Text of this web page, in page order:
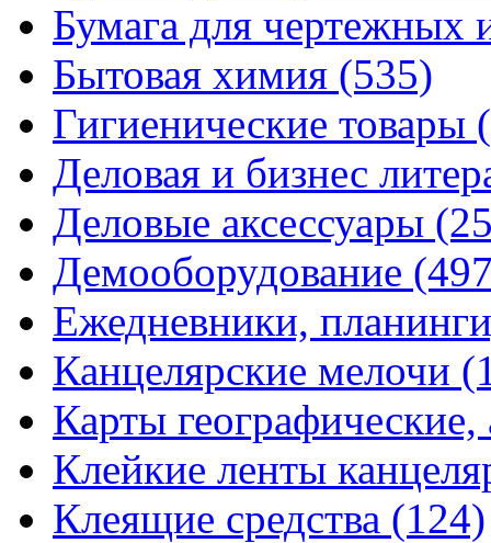
Бумага для чертежных
Бытовая химия (535)
Гигиенические товары
Деловая и бизнес
Деловые аксессуары
Демооборудование
Ежедневники,
Канцелярские мелочи
Карты
Клейкие ленты
Клеящие средства (124)